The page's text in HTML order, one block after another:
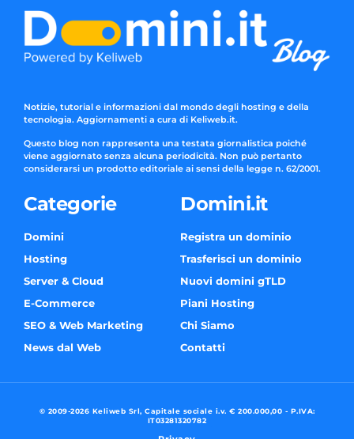
Notizie, tutorial e informazioni dal mondo degli hosting e della
tecnologia. Aggiornamenti a cura di Keliweb.it.
Questo blog non rappresenta una testata giornalistica poiché
viene aggiornato senza alcuna periodicità. Non può pertanto
considerarsi un prodotto editoriale ai sensi della legge n. 62/2001.
Categorie
Domini
Hosting
Server & Cloud
E-Commerce
SEO & Web Marketing
News dal Web
Domini.it
Registra un dominio
Trasferisci un dominio
Nuovi domini gTLD
Piani Hosting
Chi Siamo
Contatti
© 2009-2026 Keliweb Srl, Capitale sociale i.v. € 200.000,00 - P.IVA:
IT03281320782